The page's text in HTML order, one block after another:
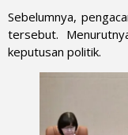
Sebelumnya,
tersebut.
keputusan politik.